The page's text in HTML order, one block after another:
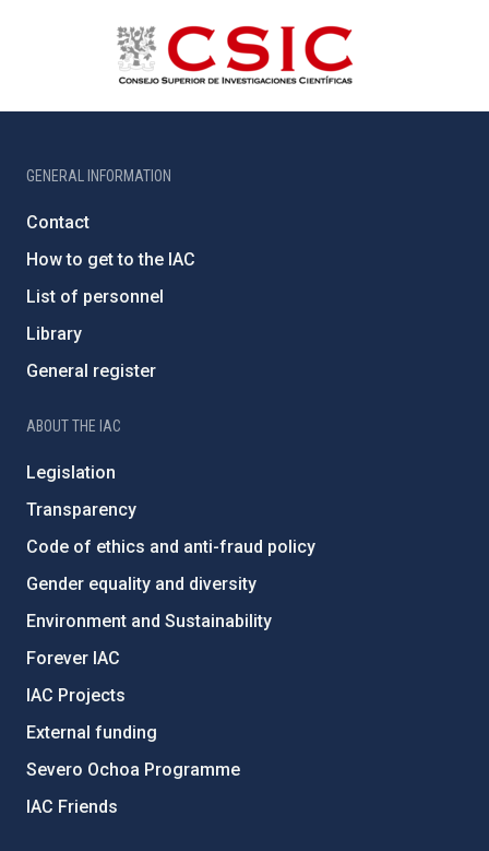
GENERAL INFORMATION
Contact
How to get to the IAC
List of personnel
Library
General register
ABOUT THE IAC
Legislation
Transparency
Code of ethics and anti-fraud policy
Gender equality and diversity
Environment and Sustainability
Forever IAC
IAC Projects
External funding
Severo Ochoa Programme
IAC Friends